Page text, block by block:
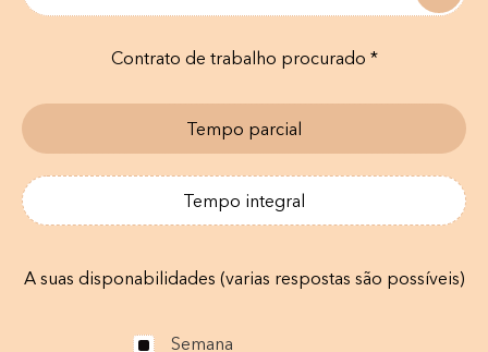
Contrato de trabalho procurado *
Tempo parcial
Tempo integral
A suas disponabilidades (varias respostas são possíveis)
Semana